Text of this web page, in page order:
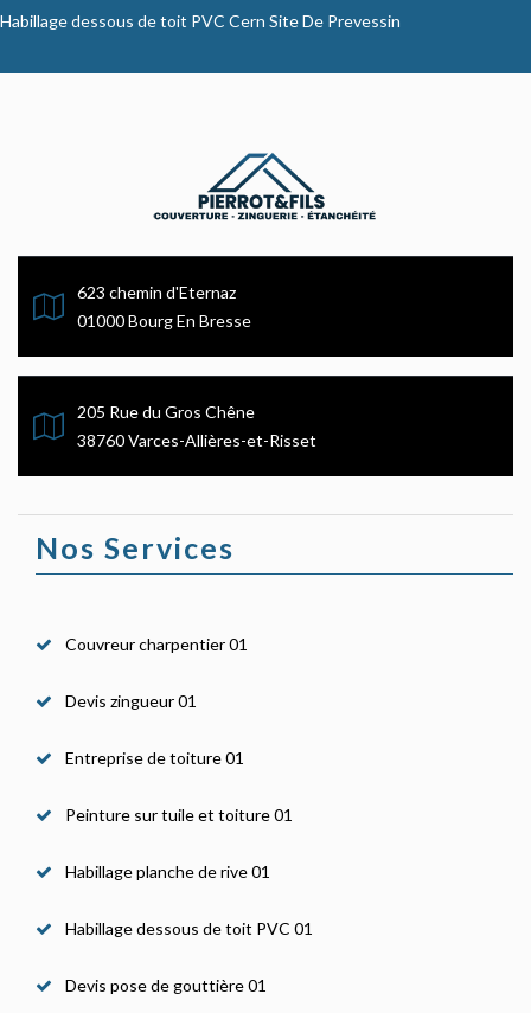
Habillage dessous de toit PVC Cern Site De Prevessin
623 chemin d'Eternaz
01000 Bourg En Bresse
205 Rue du Gros Chêne
38760 Varces-Allières-et-Risset
Nos Services
Couvreur charpentier 01
Devis zingueur 01
Entreprise de toiture 01
Peinture sur tuile et toiture 01
Habillage planche de rive 01
Habillage dessous de toit PVC 01
Devis pose de gouttière 01